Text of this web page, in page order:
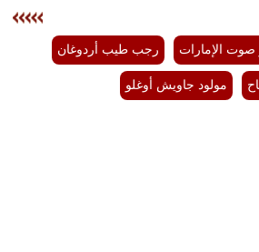
صوت الإمارات رجب طيب أردوغان
مولود جاويش أوغلو